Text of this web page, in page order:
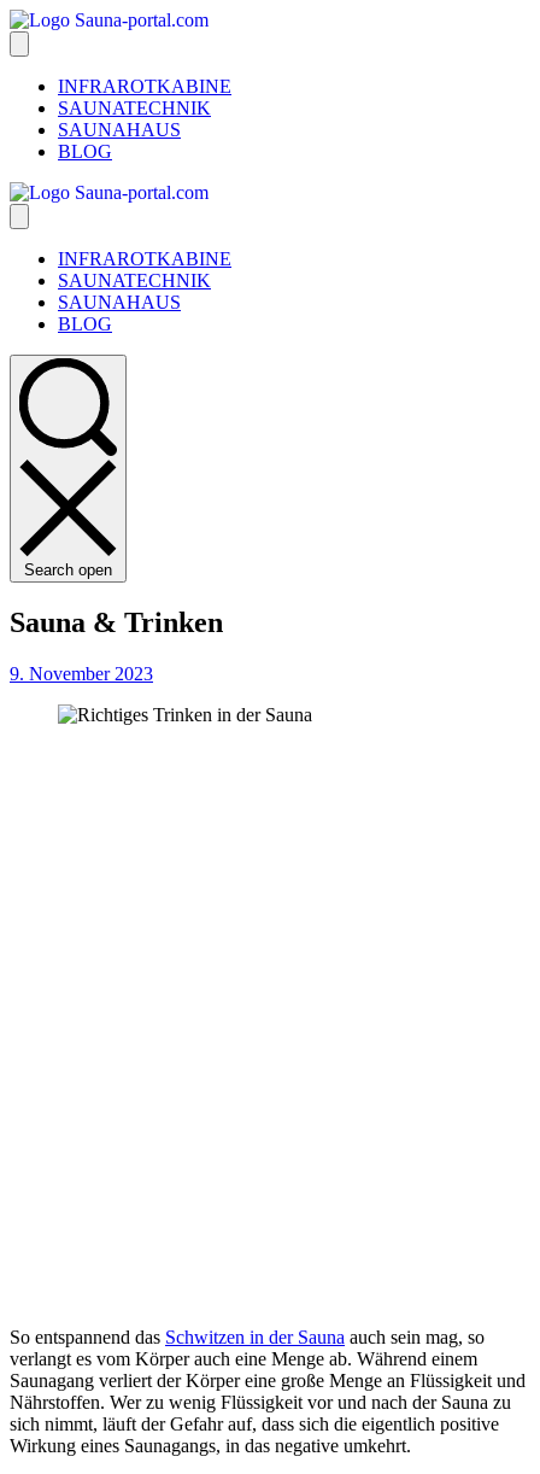
INFRAROTKABINE
SAUNATECHNIK
SAUNAHAUS
BLOG
INFRAROTKABINE
SAUNATECHNIK
SAUNAHAUS
BLOG
Search open
Sauna & Trinken
9. November 2023
So entspannend das Schwitzen in der Sauna auch sein mag, so
verlangt es vom Körper auch eine Menge ab. Während einem
Saunagang verliert der Körper eine große Menge an Flüssigkeit und
Nährstoffen. Wer zu wenig Flüssigkeit vor und nach der Sauna zu
sich nimmt, läuft der Gefahr auf, dass sich die eigentlich positive
Wirkung eines Saunagangs, in das negative umkehrt.